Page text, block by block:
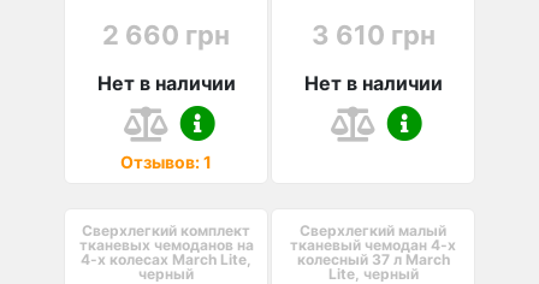
2 660 грн
Нет в наличии
Отзывов: 1
3 610 грн
Нет в наличии
Сверхлегкий комплект
тканевых чемоданов на
4-х колесах March Lite,
черный
Сверхлегкий малый
тканевый чемодан 4-х
колесный 37 л March
Lite, черный